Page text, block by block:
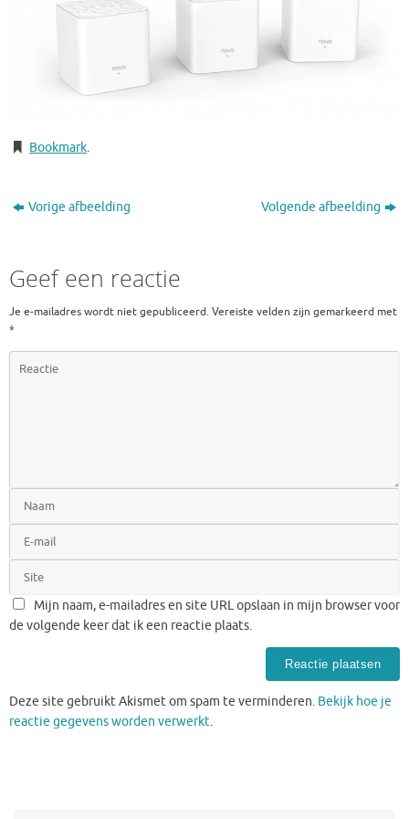
Bookmark.
Vorige afbeelding Volgende afbeelding
Geef een reactie
Je e-mailadres wordt niet gepubliceerd. Vereiste velden zijn gemarkeerd met
*
Mijn naam, e-mailadres en site URL opslaan in mijn browser voor
de volgende keer dat ik een reactie plaats.
Deze site gebruikt Akismet om spam te verminderen. Bekijk hoe je
reactie gegevens worden verwerkt.